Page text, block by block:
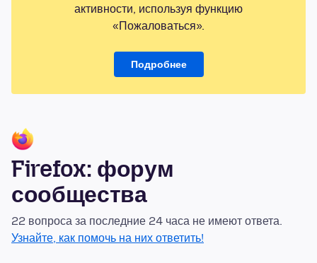
активности, используя функцию
«Пожаловаться».
Подробнее
Firefox: форум
сообщества
22 вопроса за последние 24 часа не имеют ответа.
Узнайте, как помочь на них ответить!